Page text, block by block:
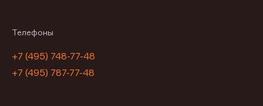
Телефоны
+7 (495) 748-77-48
+7 (495) 787-77-48